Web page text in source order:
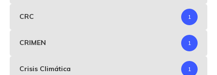
CRC 1
CRIMEN 1
Crisis Climática 1